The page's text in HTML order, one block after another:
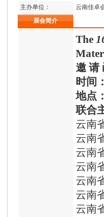
主办单位：
云南佳卓
展会简介
The 1
邀 请
时间：
地点
联合
云南
云南
云南
云南
云南
云南
云南